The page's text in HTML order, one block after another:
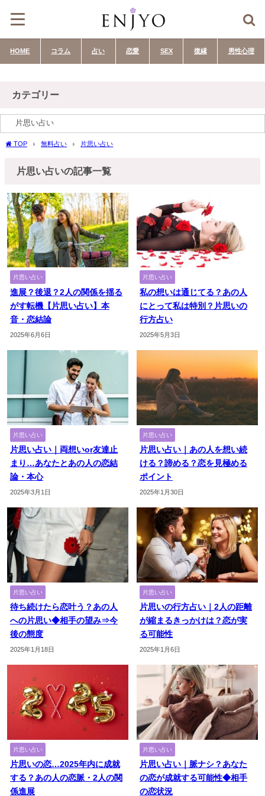
HOME コラム 占い 恋愛 SEX 復縁 男性心理
カテゴリー
TOP 無料占い 片思い占い
片思い占いの記事一覧
片思い占い
進展？後退？2人の関係を揺る
がす転機【片思い占い】本
音・恋結論
2025年6月6日
片思い占い
私の想いは通じてる？あの人
にとって私は特別？片思いの
行方占い
2025年5月3日
片思い占い
片思い占い｜両想いor友達止
まり…あなたとあの人の恋結
論・本心
2025年3月1日
片思い占い
片思い占い｜あの人を想い続
ける？諦める？恋を見極める
ポイント
2025年1月30日
片思い占い
待ち続けたら恋叶う？あの人
への片思い◆相手の望み⇒今
後の態度
2025年1月18日
片思い占い
片思いの行方占い｜2人の距離
が縮まるきっかけは？恋が実
る可能性
2025年1月6日
片思い占い
片思いの恋…2025年内に成就
する？あの人の恋脈・2人の関
係進展
片思い占い
片思い占い｜脈ナシ？あなた
の恋が成就する可能性◆相手
の恋状況